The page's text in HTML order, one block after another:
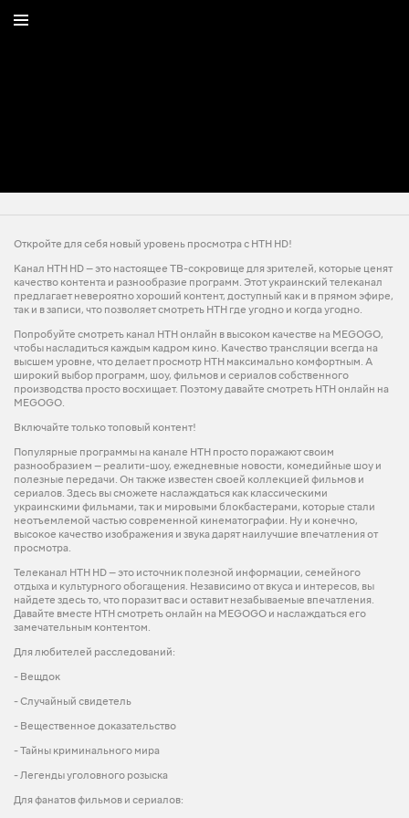
Откройте для себя новый уровень просмотра с НТН HD!
Канал НТН HD — это настоящее ТВ-сокровище для зрителей, которые ценят
качество контента и разнообразие программ. Этот украинский телеканал
предлагает невероятно хороший контент, доступный как и в прямом эфире,
так и в записи, что позволяет смотреть НТН где угодно и когда угодно.
Попробуйте смотреть канал НТН онлайн в высоком качестве на MEGOGO,
чтобы насладиться каждым кадром кино. Качество трансляции всегда на
высшем уровне, что делает просмотр НТН максимально комфортным. А
широкий выбор программ, шоу, фильмов и сериалов собственного
производства просто восхищает. Поэтому давайте смотреть НТН онлайн на
MEGOGO.
Включайте только топовый контент!
Популярные программы на канале НТН просто поражают своим
разнообразием — реалити-шоу, ежедневные новости, комедийные шоу и
полезные передачи. Он также известен своей коллекцией фильмов и
сериалов. Здесь вы сможете наслаждаться как классическими
украинскими фильмами, так и мировыми блокбастерами, которые стали
неотъемлемой частью современной кинематографии. Ну и конечно,
высокое качество изображения и звука дарят наилучшие впечатления от
просмотра.
Телеканал НТН HD — это источник полезной информации, семейного
отдыха и культурного обогащения. Независимо от вкуса и интересов, вы
найдете здесь то, что поразит вас и оставит незабываемые впечатления.
Давайте вместе НТН смотреть онлайн на MEGOGO и наслаждаться его
замечательным контентом.
Для любителей расследований:
- Вещдок
- Случайный свидетель
- Вещественное доказательство
- Тайны криминального мира
- Легенды уголовного розыска
Для фанатов фильмов и сериалов: